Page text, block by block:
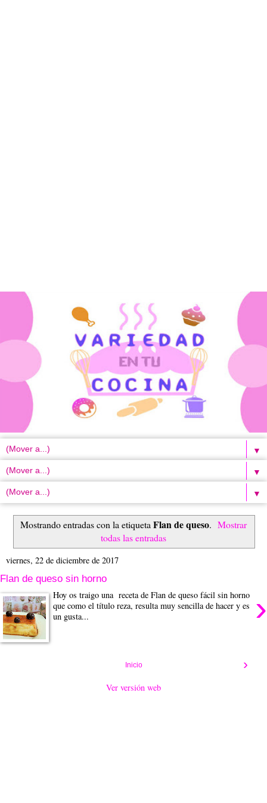
▼
▼
▼
Mostrando entradas con la etiqueta Flan de queso. Mostrar
todas las entradas
viernes, 22 de diciembre de 2017
Flan de queso sin horno
›
Hoy os traigo una receta de Flan de queso fácil sin horno
que como el título reza, resulta muy sencilla de hacer y es
un gusta...
›
Inicio
Ver versión web